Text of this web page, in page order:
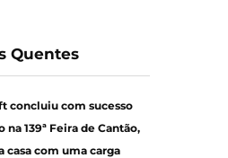
Quentes
concluiu com sucesso
na 139ª Feira de Cantão,
casa com uma carga